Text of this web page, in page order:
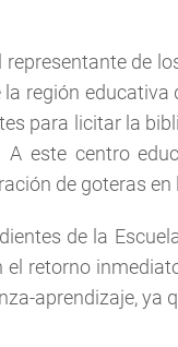
de
región
para licitar la
este centro
de goteras
de la
retorno
aprendizaje, ya